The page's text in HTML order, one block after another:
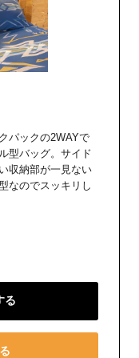
パックの2WAYで
型バッグ。サイド
収納部が一見ない
なのでスッキリし
る